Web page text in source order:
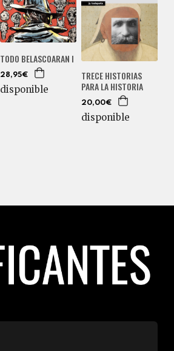
TODO BELASCOARAN I
28,95€
disponible
TRECE HISTORIAS
PARA LA HISTORIA
20,00€
disponible